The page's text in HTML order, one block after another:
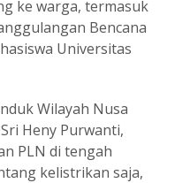
ke warga, termasuk
Bencana
Universitas
Wilayah Nusa
Heny Purwanti,
PLN di tengah
kelistrikan saja,